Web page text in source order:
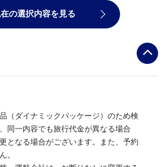
の選択内容を見る
（ダイナミックパッケージ）のため検
同一内容でも旅行代金が異なる場合
となる場合がございます。また、予約
。